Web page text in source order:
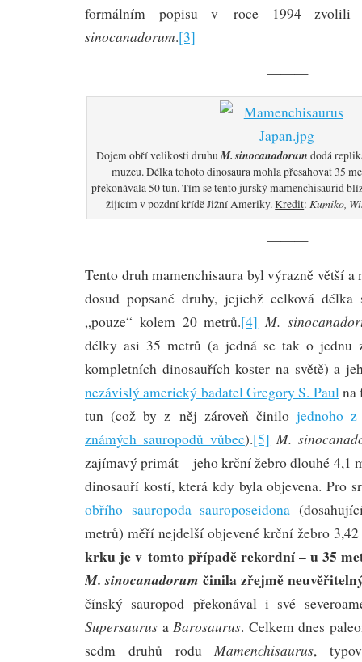
formálním popisu v roce 1994 zvolili
sinocanadorum.[3]
———
Dojem obří velikosti druhu M. sinocanadorum dodá
muzeu. Délka tohoto dinosaura mohla přesahovat 35
překonávala 50 tun. Tím se tento jurský mamenchisaurid
žijícím v pozdní křídě Jižní Ameriky.Kredit: Kumiko,
———
Tento druh mamenchisaura byl výrazně větší a
dosud popsané druhy, jejichž celková délka
„pouze“ kolem 20 metrů.[4] M.
délky asi 35 metrů (a jedná se tak o jednu
kompletních dinosauřích koster na světě) a
nezávislý americký badatel Gregory S. Paul na
tun (což by z něj zároveň činilojednoho
známých sauropodů vůbec).[5] M.
zajímavý primát – jeho krční žebro dlouhé 4,1
dinosauří kostí, která kdy byla objevena. Pro
obřího sauropoda sauroposeidona
metrů) měří nejdelší objevené krční žebro
krku je v tomto případě rekordní – u 35
M. sinocanadorum činila zřejmě
čínský sauropod překonával i své
Supersaurus a Barosaurus. Celkem dnes
sedm druhů rodu Mamenchisaurus,